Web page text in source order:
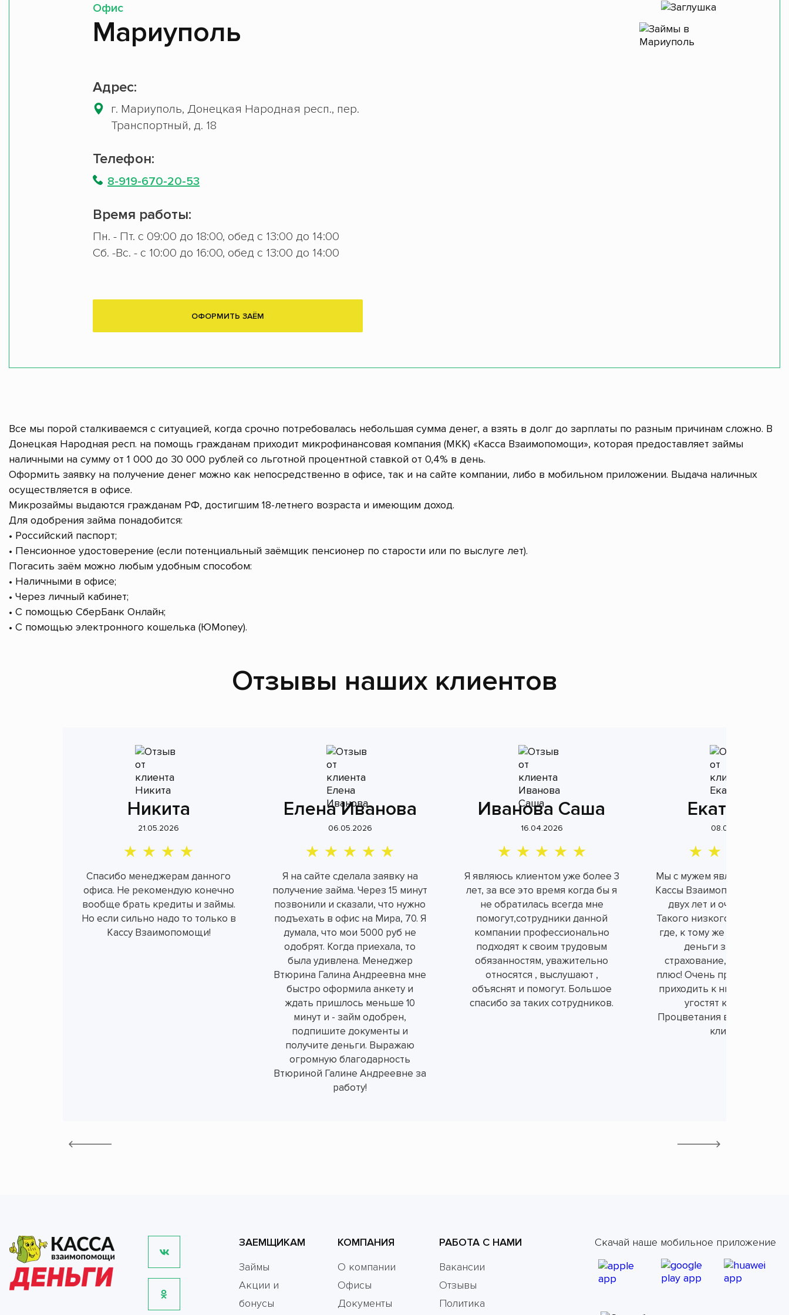
Офис
Мариуполь
Адрес:
г. Мариуполь, Донецкая Народная респ., пер.
Транспортный, д. 18
Телефон:
8-919-670-20-53
Время работы:
Пн. - Пт. с 09:00 до 18:00, обед с 13:00 до 14:00
Сб. -Вс. - с 10:00 до 16:00, обед с 13:00 до 14:00
ОФОРМИТЬ ЗАЁМ
Все мы порой сталкиваемся с ситуацией, когда срочно потребовалась небольшая сумма денег, а взять в долг до зарплаты по разным причинам сложно. В
Донецкая Народная респ. на помощь гражданам приходит микрофинансовая компания (МКК) «Касса Взаимопомощи», которая предоставляет займы
наличными на сумму от 1 000 до 30 000 рублей со льготной процентной ставкой от 0,4% в день.
Оформить заявку на получение денег можно как непосредственно в офисе, так и на сайте компании, либо в мобильном приложении. Выдача наличных
осуществляется в офисе.
Микрозаймы выдаются гражданам РФ, достигшим 18-летнего возраста и имеющим доход.
Для одобрения займа понадобится:
• Российский паспорт;
• Пенсионное удостоверение (если потенциальный заёмщик пенсионер по старости или по выслуге лет).
Погасить заём можно любым удобным способом:
• Наличными в офисе;
• Через личный кабинет;
• С помощью СберБанк Онлайн;
• С помощью электронного кошелька (ЮMoney).
Отзывы наших клиентов
Никита
21.05.2026
Спасибо менеджерам данного
офиса. Не рекомендую конечно
вообще брать кредиты и займы.
Но если сильно надо то только в
Кассу Взаимопомощи!
Елена Иванова
06.05.2026
Я на сайте сделала заявку на
получение займа. Через 15 минут
позвонили и сказали, что нужно
подъехать в офис на Мира, 70. Я
думала, что мои 5000 руб не
одобрят. Когда приехала, то
была удивлена. Менеджер
Втюрина Галина Андреевна мне
быстро оформила анкету и
ждать пришлось меньше 10
минут и - займ одобрен,
подпишите документы и
получите деньги. Выражаю
огромную благодарность
Втюриной Галине Андреевне за
работу!
Иванова Саша
16.04.2026
Я являюсь клиентом уже более 3
лет, за все это время когда бы я
не обратилась всегда мне
помогут,сотрудники данной
компании профессионально
подходят к своим трудовым
обязанностям, уважительно
относятся , выслушают ,
объяснят и помогут. Большое
спасибо за таких сотрудников.
Екатерина
08.04.2026
Мы с мужем являемся
Кассы Взаимопомощи уже
двух лет и очень
Такого низкого процента
где, к тому же не берут
деньги за не нужное
страхование, а это
плюс! Очень приятно и
приходить к ним в офис,
угостят конфетками.
Процветания вам и
клиентов!
ЗАЕМЩИКАМ
Займы
Акции и
бонусы
КОМПАНИЯ
О компании
Офисы
Документы
РАБОТА С НАМИ
Вакансии
Отзывы
Политика
Скачай наше мобильное приложение